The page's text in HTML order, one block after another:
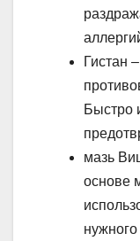
Гистан
Быстро
мазь
основе
нужного